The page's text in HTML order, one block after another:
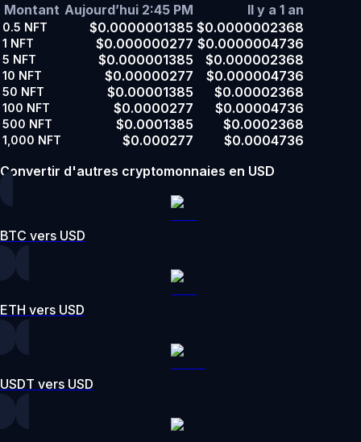
Montant Aujourd’hui 2:45 PM Il y a 1 an
0.5 NFT $0.0000001385 $0.0000002368
1 NFT $0.000000277 $0.0000004736
5 NFT $0.000001385 $0.000002368
10 NFT $0.00000277 $0.000004736
50 NFT $0.00001385 $0.00002368
100 NFT $0.0000277 $0.00004736
500 NFT $0.0001385 $0.0002368
1,000 NFT $0.000277
$0.0004736
Convertir d'autres cryptomonnaies en USD
BTC vers USD
ETH vers USD
USDT vers USD